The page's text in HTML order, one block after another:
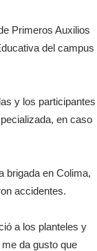
Primeros Auxilios
del campus
y los participantes
en caso
brigada en Colima,
accidentes.
a los planteles y
da gusto que